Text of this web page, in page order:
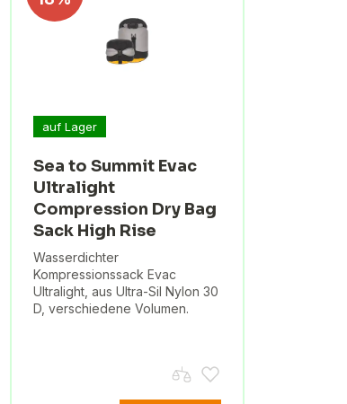
auf Lager
Sea to Summit Evac
Ultralight
Compression Dry Bag
Sack High Rise
Wasserdichter
Kompressionssack Evac
Ultralight, aus Ultra-Sil Nylon 30
D, verschiedene Volumen.